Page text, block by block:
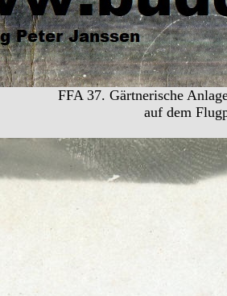
FFA 37. Gärtnerische
auf dem